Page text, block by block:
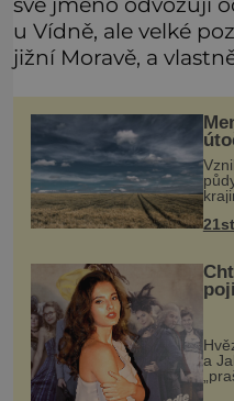
u Vídně, ale velké
jižní Moravě, a
a
a